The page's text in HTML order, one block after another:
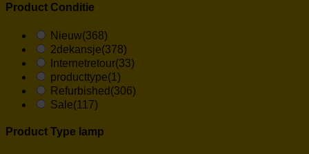
Product Conditie
Nieuw(368)
2dekansje(378)
Internetretour(33)
producttype(1)
Refurbished (306)
Sale(117)
Product Type lamp